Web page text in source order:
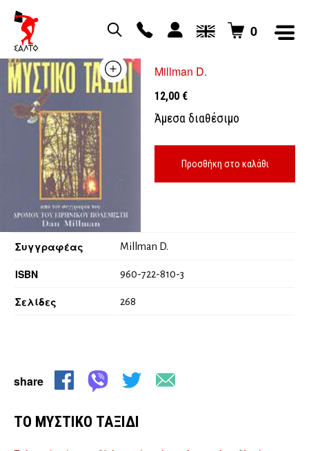
0
Millman D.
12,00 €
Άμεσα διαθέσιμο
Προσθήκη στο καλάθι
Συγγραφέας Millman D.
ISBN 960-722-810-3
Σελίδες 268
share
ΤΟ ΜΥΣΤΙΚΟ ΤΑΞΙΔΙ